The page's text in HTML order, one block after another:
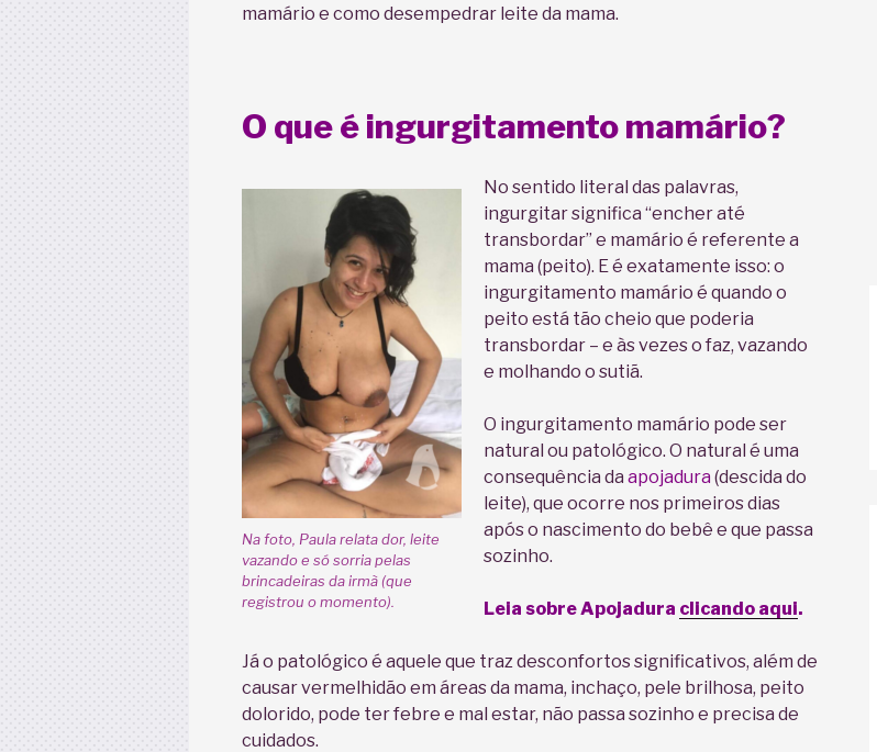
mamário e como desempedrar leite da mama.
O que é ingurgitamento mamário?
Na foto, Paula relata dor, leite
vazando e só sorria pelas
brincadeiras da irmã (que
registrou o momento).
No sentido literal das palavras,
ingurgitar significa “encher até
transbordar” e mamário é referente a
mama (peito). E é exatamente isso: o
ingurgitamento mamário é quando o
peito está tão cheio que poderia
transbordar – e às vezes o faz, vazando
e molhando o sutiã.
O ingurgitamento mamário pode ser
natural ou patológico. O natural é uma
consequência da apojadura (descida do
leite), que ocorre nos primeiros dias
após o nascimento do bebê e que passa
sozinho.
Leia sobre Apojadura clicando aqui.
Já o patológico é aquele que traz desconfortos significativos, além de
causar vermelhidão em áreas da mama, inchaço, pele brilhosa, peito
dolorido, pode ter febre e mal estar, não passa sozinho e precisa de
cuidados.